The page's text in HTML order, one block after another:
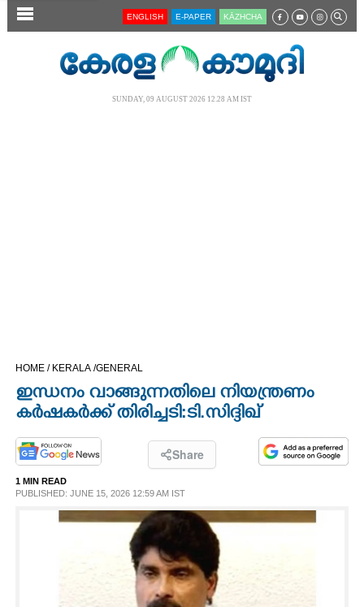
SECTIONS
LIFESTYLE
ENGLISH E-PAPER KĀZHCHA
SUNDAY, 09 AUGUST 2026 12.28 AM IST
HOME / KERALA /GENERAL
ഇന്ധനം വാങ്ങുന്നതിലെ നിയന്ത്രണം
കർഷകർക്ക് തിരിച്ചടി:ടി.സിദ്ദിഖ്
Share
1 MIN READ
PUBLISHED: JUNE 15, 2026 12:59 AM IST